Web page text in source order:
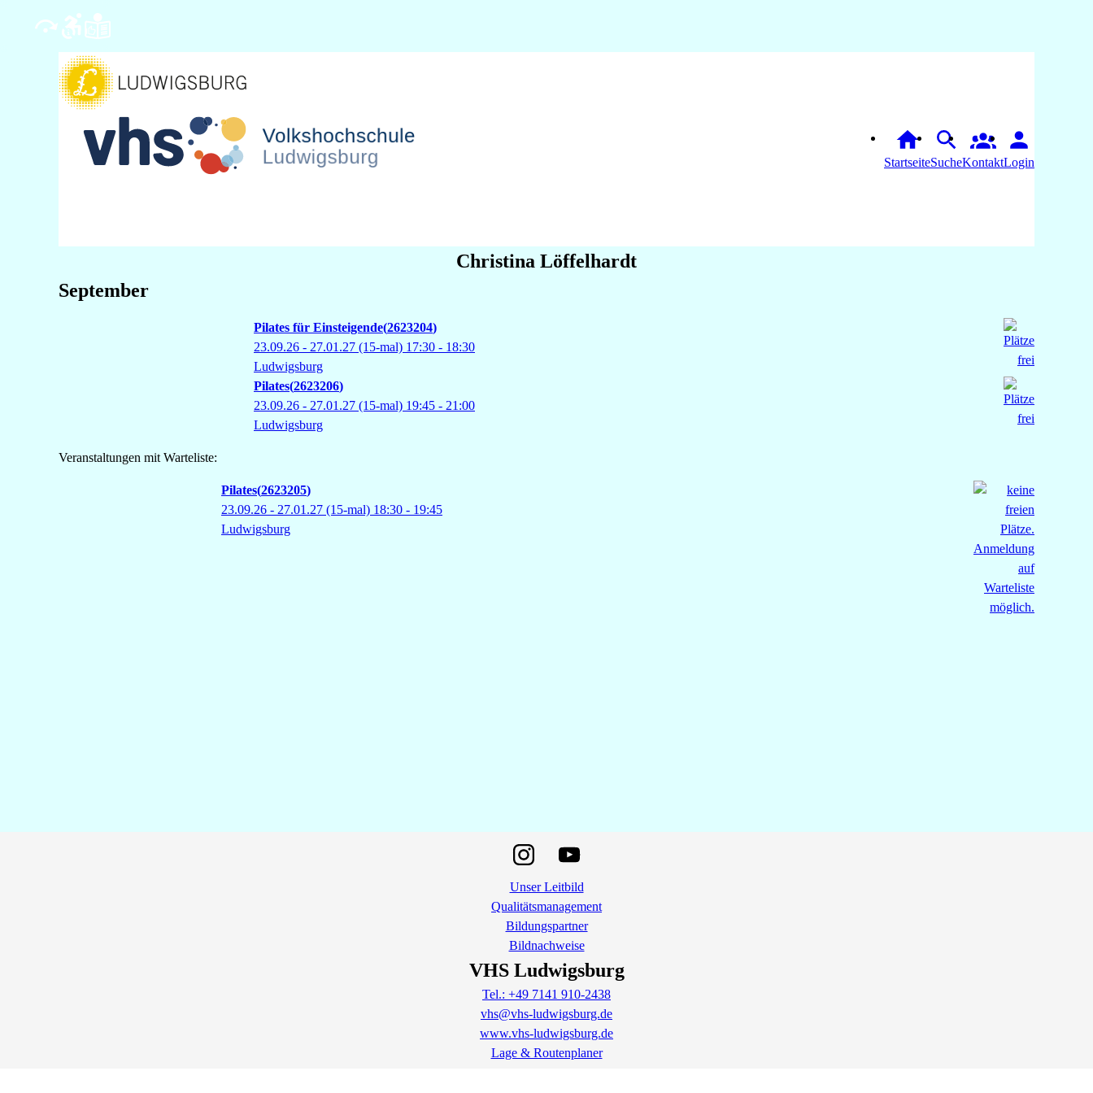
StartseiteSuche Login
Christina Löffelhardt
September
Pilates für Einsteigende 2623204
23.09.26 - 27.01.27 (15-mal) 17:30 - 18:30
Ludwigsburg
Pilates 2623206
23.09.26 - 27.01.27 (15-mal) 19:45 - 21:00
Ludwigsburg
Veranstaltungen mit Warteliste:
Pilates 2623205
23.09.26 - 27.01.27 (15-mal) 18:30 - 19:45
Ludwigsburg
Unser Leitbild
Qualitätsmanagement
Bildungspartner
Bildnachweise
VHS Ludwigsburg
Tel.: +49 7141 910-2438
vhs@vhs-ludwigsburg.de
www.vhs-ludwigsburg.de
Lage & Routenplaner